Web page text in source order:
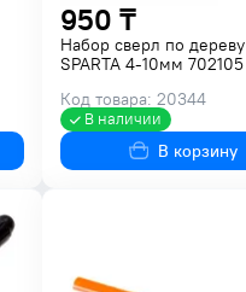
950 ₸
Набор сверл по дереву
SPARTA 4-10мм 702105
Код товара: 20344
В наличии
В корзину